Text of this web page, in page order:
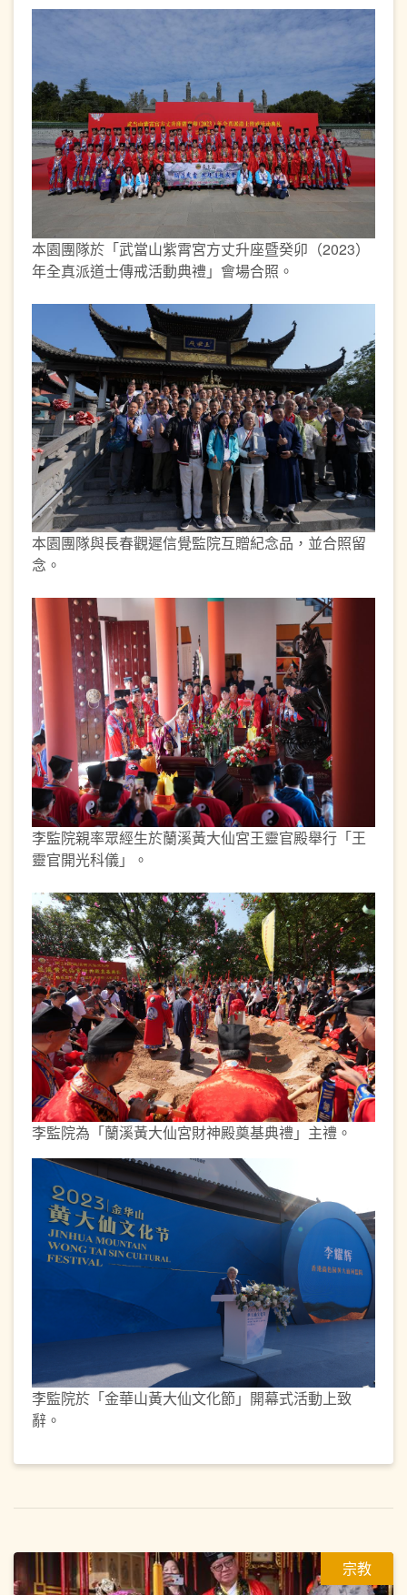
本園團隊於「武當山紫霄宮方丈升座暨癸卯（2023）
年全真派道士傳戒活動典禮」會場合照。
本園團隊與長春觀遲信覺監院互贈紀念品，並合照留
念。
李監院親率眾經生於蘭溪黃大仙宮王靈官殿舉行「王
靈官開光科儀」。
李監院為「蘭溪黃大仙宮財神殿奠基典禮」主禮。
李監院於「金華山黃大仙文化節」開幕式活動上致
辭。
宗教